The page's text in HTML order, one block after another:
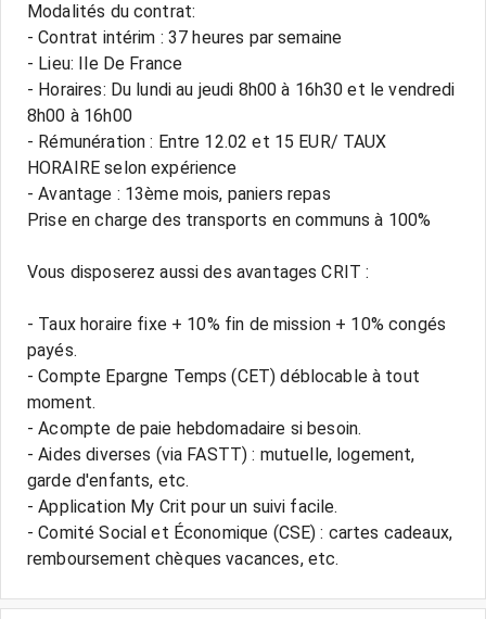
Modalités du contrat:
- Contrat intérim : 37 heures par semaine
- Lieu: Ile De France
- Horaires: Du lundi au jeudi 8h00 à 16h30 et le vendredi
8h00 à 16h00
- Rémunération : Entre 12.02 et 15 EUR/ TAUX
HORAIRE selon expérience
- Avantage : 13ème mois, paniers repas
Prise en charge des transports en communs à 100%
Vous disposerez aussi des avantages CRIT :
- Taux horaire fixe + 10% fin de mission + 10% congés
payés.
- Compte Epargne Temps (CET) déblocable à tout
moment.
- Acompte de paie hebdomadaire si besoin.
- Aides diverses (via FASTT) : mutuelle, logement,
garde d'enfants, etc.
- Application My Crit pour un suivi facile.
- Comité Social et Économique (CSE) : cartes cadeaux,